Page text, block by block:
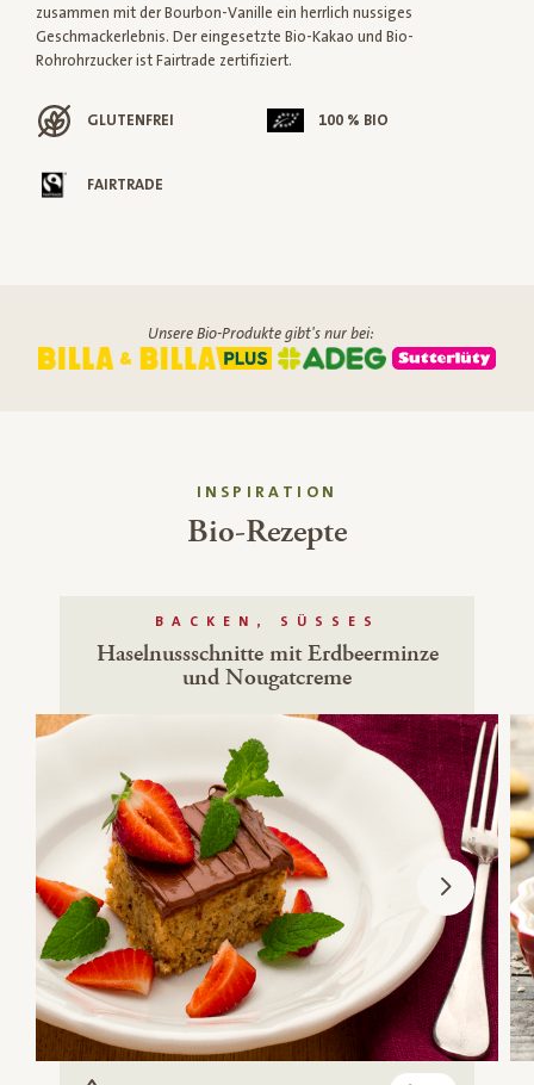
zusammen mit der Bourbon-Vanille ein herrlich nussiges
Geschmackerlebnis. Der eingesetzte Bio-Kakao und Bio-
Rohrohrzucker ist Fairtrade zertifiziert.
GLUTENFREI 100 % BIO
FAIRTRADE
Unsere Bio-Produkte gibt's nur bei:
INSPIRATION
Bio-Rezepte
BACKEN, SÜSSES
Haselnussschnitte mit Erdbeerminze
und Nougatcreme